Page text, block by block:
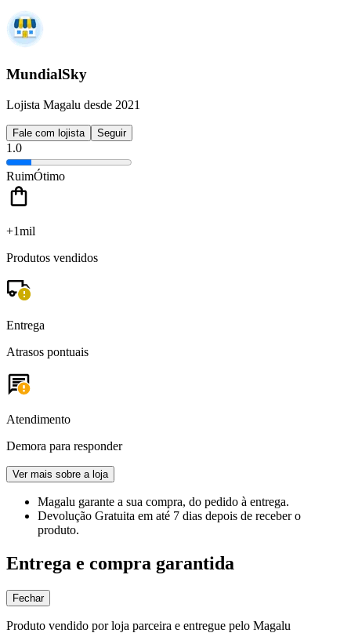
MundialSky
Lojista Magalu desde 2021
Fale com lojista Seguir
1.0
RuimÓtimo
+1mil
Produtos vendidos
Entrega
Atrasos pontuais
Atendimento
Demora para responder
Ver mais sobre a loja
Magalu garante a sua compra, do pedido à entrega.
Devolução Gratuita em até 7 dias depois de receber o
produto.
Entrega e compra garantida
Fechar
Produto vendido por loja parceira e entregue pelo Magalu